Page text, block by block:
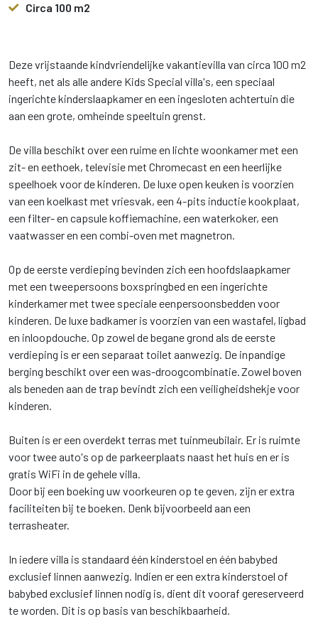
Circa 100 m2
Deze vrijstaande kindvriendelijke vakantievilla van circa 100 m2
heeft, net als alle andere Kids Special villa's, een speciaal
ingerichte kinderslaapkamer en een ingesloten achtertuin die
aan een grote, omheinde speeltuin grenst.
De villa beschikt over een ruime en lichte woonkamer met een
zit- en eethoek, televisie met Chromecast en een heerlijke
speelhoek voor de kinderen. De luxe open keuken is voorzien
van een koelkast met vriesvak, een 4-pits inductie kookplaat,
een filter- en capsule koffiemachine, een waterkoker, een
vaatwasser en een combi-oven met magnetron.
Op de eerste verdieping bevinden zich een hoofdslaapkamer
met een tweepersoons boxspringbed en een ingerichte
kinderkamer met twee speciale eenpersoonsbedden voor
kinderen. De luxe badkamer is voorzien van een wastafel, ligbad
en inloopdouche. Op zowel de begane grond als de eerste
verdieping is er een separaat toilet aanwezig. De inpandige
berging beschikt over een was-droogcombinatie. Zowel boven
als beneden aan de trap bevindt zich een veiligheidshekje voor
kinderen.
Buiten is er een overdekt terras met tuinmeubilair. Er is ruimte
voor twee auto's op de parkeerplaats naast het huis en er is
gratis WiFi in de gehele villa.
Door bij een boeking uw voorkeuren op te geven, zijn er extra
faciliteiten bij te boeken. Denk bijvoorbeeld aan een
terrasheater.
In iedere villa is standaard één kinderstoel en één babybed
exclusief linnen aanwezig. Indien er een extra kinderstoel of
babybed exclusief linnen nodig is, dient dit vooraf gereserveerd
te worden. Dit is op basis van beschikbaarheid.